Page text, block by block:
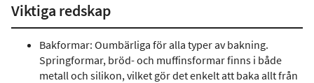
Viktiga redskap
Bakformar: Oumbärliga för alla typer av bakning.
Springformar, bröd- och muffinsformar finns i både
metall och silikon, vilket gör det enkelt att baka allt från